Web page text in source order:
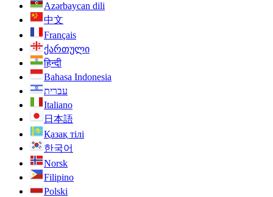
Azərbaycan dili
中文
Français
ქართული
हिन्दी
Bahasa Indonesia
עברית
Italiano
日本語
Қазақ тілі
한국어
Norsk
Filipino
Polski